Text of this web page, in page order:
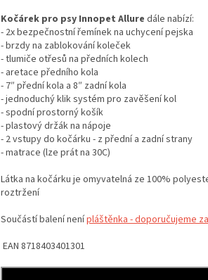
Kočárek pro psy Innopet Allure dále nabízí:
- 2x bezpečnostní řemínek na uchycení pejska
- brzdy na zablokování koleček
- tlumiče otřesů na předních kolech
- aretace předního kola
- 7″ přední kola a 8″ zadní kola
- jednoduchý klik systém pro zavěšení kol
- spodní prostorný košík
- plastový držák na nápoje
- 2 vstupy do kočárku - z přední a zadní strany
- matrace (lze prát na 30C)
Látka na kočárku je omyvatelná ze 100%
roztržení
Součástí balení nenípláštěnka - doporučujeme
EAN 8718403401301